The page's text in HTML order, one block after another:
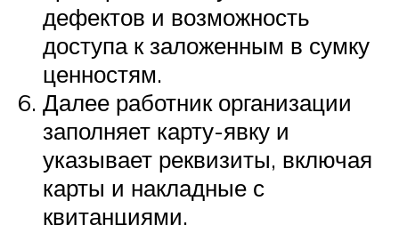
дефектов и возможность
доступа к заложенным в сумку
ценностям.
Далее работник организации
заполняет карту-явку и
указывает реквизиты, включая
карты и накладные с
квитанциями.